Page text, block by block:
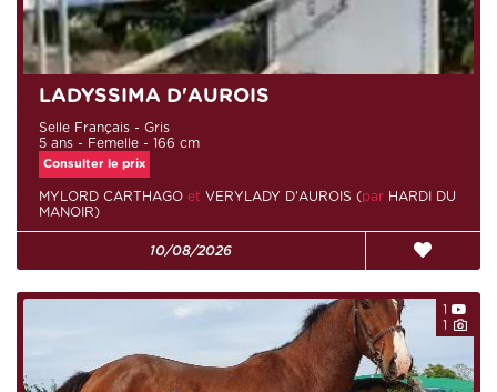
LADYSSIMA D'AUROIS
Selle Français - Gris
5 ans - Femelle - 166 cm
Consulter le prix
MYLORD CARTHAGO et VERYLADY D'AUROIS (par HARDI DU
MANOIR)
10/08/2026
1
1